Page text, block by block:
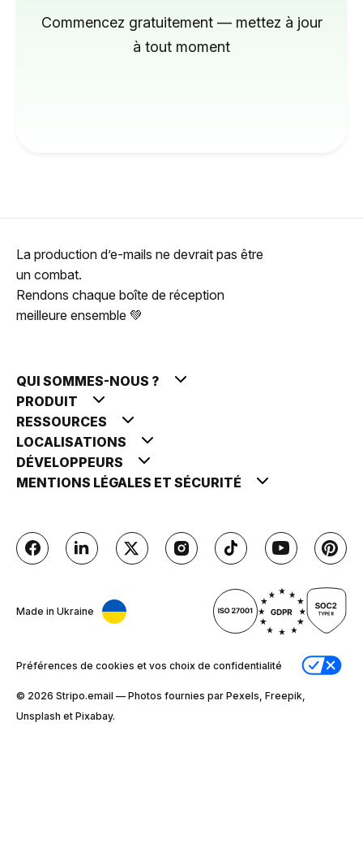
Commencez gratuitement — mettez à jour
à tout moment
La production d’e-mails ne devrait pas être
un combat.
Rendons chaque boîte de réception
meilleure ensemble 💚
QUI SOMMES-NOUS ?
PRODUIT
RESSOURCES
LOCALISATIONS
DÉVELOPPEURS
MENTIONS LÉGALES ET SÉCURITÉ
Made in Ukraine
Préférences de cookies et vos choix de confidentialité
© 2026 Stripо.email — Photos fournies par Pexels, Freepik,
Unsplash et Pixabay.